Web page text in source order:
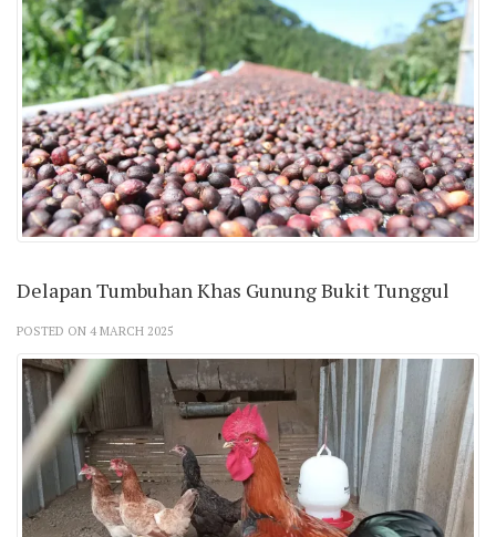
Delapan Tumbuhan Khas Gunung Bukit Tunggul
POSTED ON 4 MARCH 2025